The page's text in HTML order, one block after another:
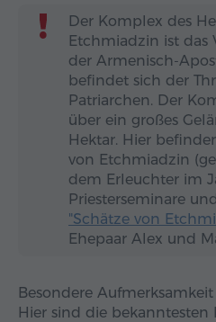
Der Komplex des
Etchmiadzin ist das
der Armenisch-
befindet sich der
Patriarchen. Der
über ein großes
Hektar. Hier
von Etchmiadzin
dem Erleuchter im
Priesterseminare
"Schätze von
Ehepaar Alex und
Besondere
Hier sind die bekanntesten